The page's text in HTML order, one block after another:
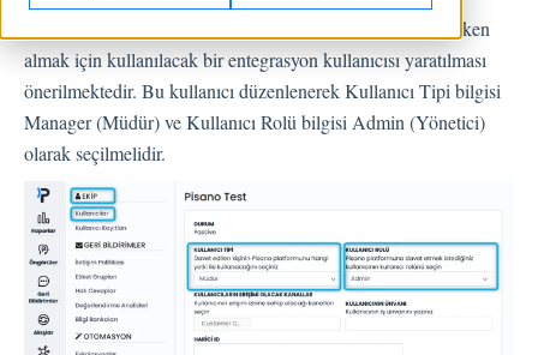
Geri Bildirimler
Spam
Geri Bildirim
Müşteri Yanıtlama
Geri Bildirimlerle İlgili Sorular
Dışarı Aktar
Atama
Entegrasyon için öncelikle şifresi değişmeyecek, sadece token
almak için kullanılacak bir entegrasyon kullanıcısı yaratılması
önerilmektedir. Bu kullanıcı düzenlenerek Kullanıcı Tipi bilgisi
Manager (Müdür) ve Kullanıcı Rolü bilgisi Admin (Yönetici)
olarak seçilmelidir.